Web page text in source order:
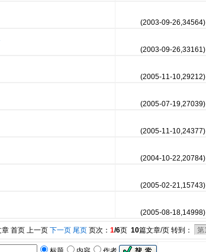
(2003-09-26,34564)
(2003-09-26,33161)
(2005-11-10,29212)
(2005-07-19,27039)
(2005-11-10,24377)
(2004-10-22,20784)
(2005-02-21,15743)
(2005-08-18,14998)
章 首页 上一页 下一页 尾页 页次： 1/6页 10篇文章/页 转到：